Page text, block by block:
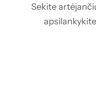
Sekite